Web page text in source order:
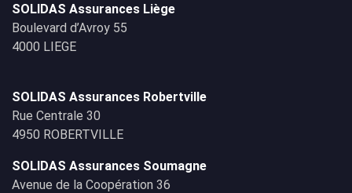
SOLIDAS Assurances Liège
Boulevard d’Avroy 55
4000 LIEGE
SOLIDAS Assurances Robertville
Rue Centrale 30
4950 ROBERTVILLE
SOLIDAS Assurances Soumagne
Avenue de la Coopération 36